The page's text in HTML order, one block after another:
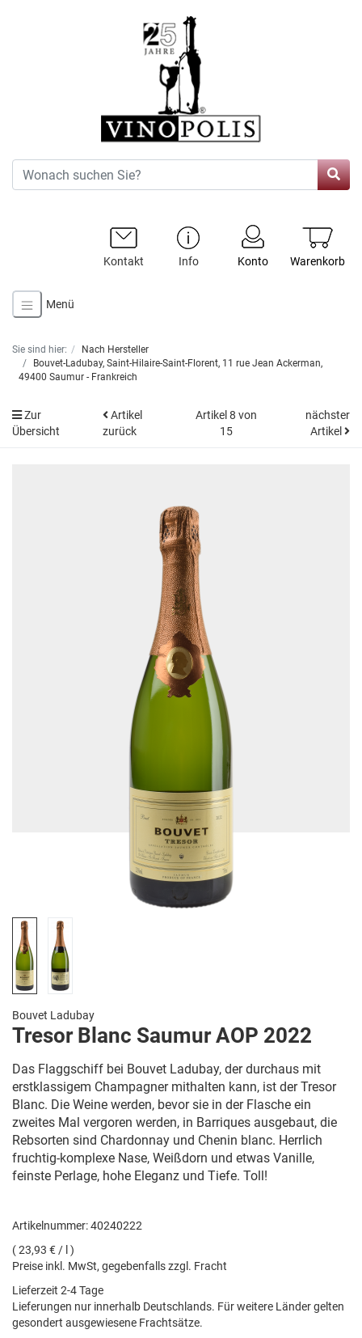
Warenkorb
Konto
Info
Kontakt
Menü
Sie sind hier:
Nach Hersteller
Bouvet-Ladubay, Saint-Hilaire-Saint-Florent, 11 rue Jean Ackerman,
49400 Saumur - Frankreich
Zur
Übersicht
Artikel
zurück
Artikel 8 von
15
nächster
Artikel
Bouvet Ladubay
Tresor Blanc Saumur AOP 2022
Das Flaggschiff bei Bouvet Ladubay, der durchaus mit
erstklassigem Champagner mithalten kann, ist der Tresor
Blanc. Die Weine werden, bevor sie in der Flasche ein
zweites Mal vergoren werden, in Barriques ausgebaut, die
Rebsorten sind Chardonnay und Chenin blanc. Herrlich
fruchtig-komplexe Nase, Weißdorn und etwas Vanille,
feinste Perlage, hohe Eleganz und Tiefe. Toll!
Artikelnummer: 40240222
( 23,93 € / l )
Preise inkl. MwSt, gegebenfalls zzgl. Fracht
Lieferzeit 2-4 Tage
Lieferungen nur innerhalb Deutschlands. Für weitere Länder gelten
gesondert ausgewiesene Frachtsätze.